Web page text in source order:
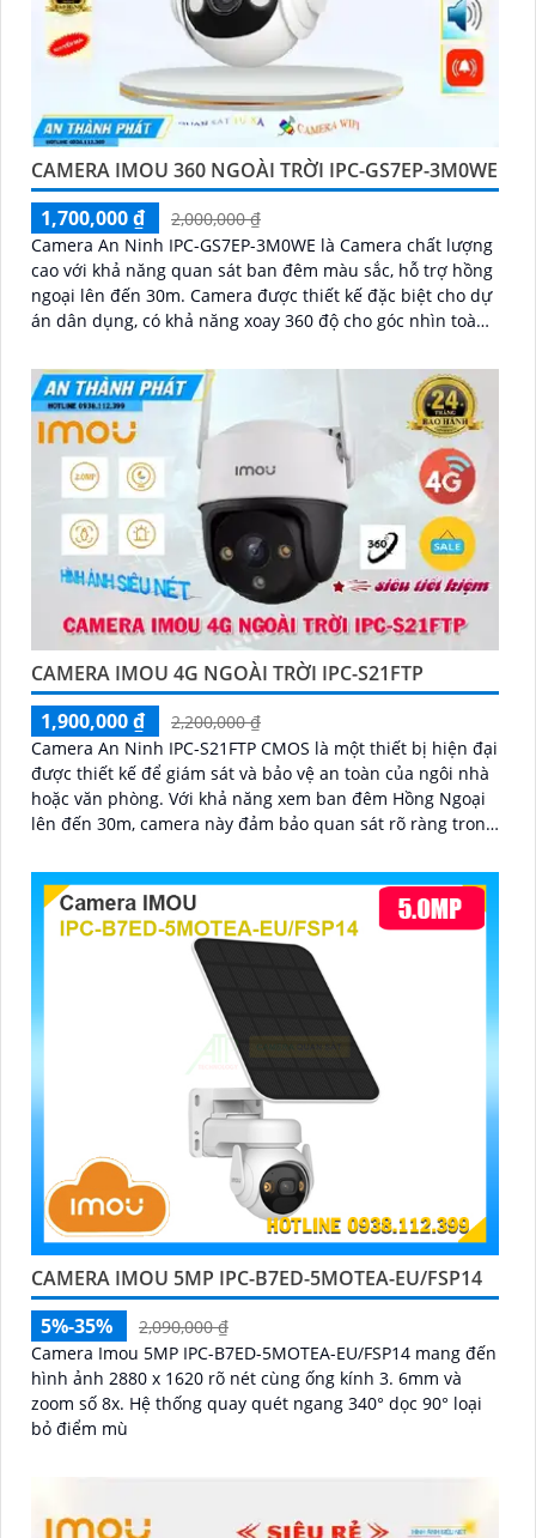
CAMERA IMOU 360 NGOÀI TRỜI IPC-GS7EP-3M0WE
1,700,000 ₫
2,000,000 ₫
Camera An Ninh IPC-GS7EP-3M0WE là Camera chất lượng
cao với khả năng quan sát ban đêm màu sắc, hỗ trợ hồng
ngoại lên đến 30m. Camera được thiết kế đặc biệt cho dự
án dân dụng, có khả năng xoay 360 độ cho góc nhìn toàn
CAMERA IMOU 4G NGOÀI TRỜI IPC-S21FTP
1,900,000 ₫
2,200,000 ₫
Camera An Ninh IPC-S21FTP CMOS là một thiết bị hiện đại
được thiết kế để giám sát và bảo vệ an toàn của ngôi nhà
hoặc văn phòng. Với khả năng xem ban đêm Hồng Ngoại
lên đến 30m, camera này đảm bảo quan sát rõ ràng trong
CAMERA IMOU 5MP IPC-B7ED-5MOTEA-EU/FSP14
5%-35%
2,090,000 ₫
Camera Imou 5MP IPC-B7ED-5MOTEA-EU/FSP14 mang đến
hình ảnh 2880 x 1620 rõ nét cùng ống kính 3. 6mm và
zoom số 8x. Hệ thống quay quét ngang 340° dọc 90° loại
bỏ điểm mù